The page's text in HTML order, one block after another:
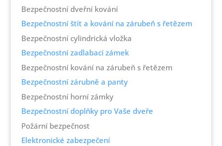
Bezpečnostní dveřní kování
Bezpečnostní štít a kování na zárubeň s řetězem
Bezpečnostní cylindrická vložka
Bezpečnostní zadlabací zámek
Bezpečnostní kování na zárubeň s řetězem
Bezpečnostní zárubně a panty
Bezpečnostní horní zámky
Bezpečnostní doplňky pro Vaše dveře
Požární bezpečnost
Elektronické zabezpečení